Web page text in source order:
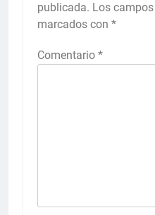
publicada. Los
marcados con *
Comentario *